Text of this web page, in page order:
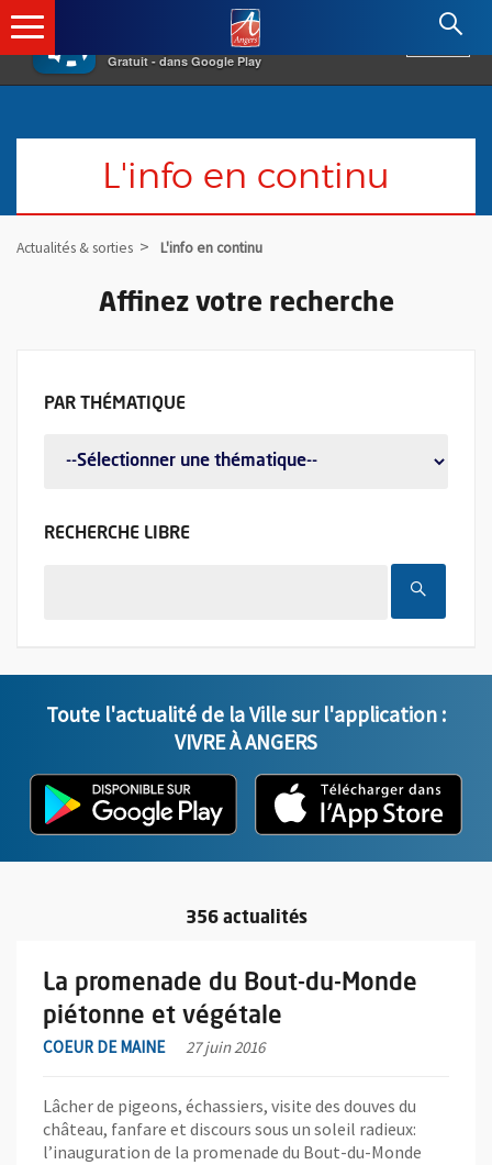
×
Gratuit - dans Google Play
Angers.fr : Retour à l'accueil
L'info en continu
Actualités & sorties L'info en continu
Affinez votre recherche
PAR THÉMATIQUEFILTER LES ACTUALITÉS PAR
RECHERCHE LIBREFILTER LES ACTUALITÉS PAR MOTS
Toute l'actualité de la Ville sur l'application :
VIVRE À ANGERS
L'application "Vivre à Angers" -
, Ouvre une nouvelle fenêtre ,
356 actualités
La promenade du Bout-du-Monde
piétonne et végétale
COEUR DE MAINE 27 juin 2016
Lâcher de pigeons, échassiers, visite des douves du
château, fanfare et discours sous un soleil radieux:
l’inauguration de la promenade du Bout-du-Monde